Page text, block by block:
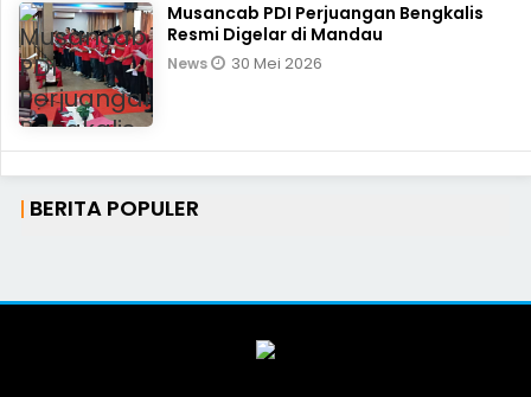
Musancab PDI Perjuangan Bengkalis
Resmi Digelar di Mandau
News 30 Mei 2026
BERITA POPULER